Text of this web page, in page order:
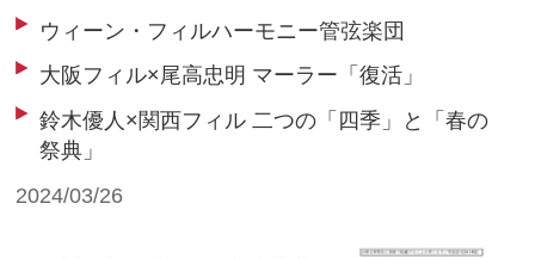
ウィーン・フィルハーモニー管弦楽団
大阪フィル×尾高忠明 マーラー「復活」
鈴木優人×関西フィル 二つの「四季」と「春の
祭典」
2024/03/26